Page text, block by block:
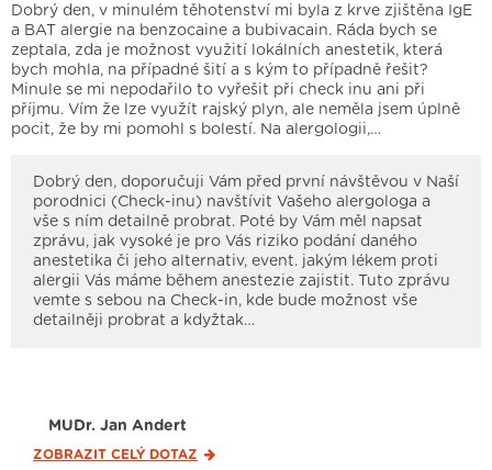
Dobrý den, v minulém těhotenství mi byla z krve zjištěna IgE
a BAT alergie na benzocaine a bubivacain. Ráda bych se
zeptala, zda je možnost využití lokálních anestetik, která
bych mohla, na případné šití a s kým to případně řešit?
Minule se mi nepodařilo to vyřešit při check inu ani při
příjmu. Vím že lze využít rajský plyn, ale neměla jsem úplně
pocit, že by mi pomohl s bolestí. Na alergologii,…
Dobrý den, doporučuji Vám před první návštěvou v Naší
porodnici (Check-inu) navštívit Vašeho alergologa a
vše s ním detailně probrat. Poté by Vám měl napsat
zprávu, jak vysoké je pro Vás riziko podání daného
anestetika či jeho alternativ, event. jakým lékem proti
alergii Vás máme během anestezie zajistit. Tuto zprávu
vemte s sebou na Check-in, kde bude možnost vše
detailněji probrat a kdyžtak…
MUDr. Jan Andert
ZOBRAZIT CELÝ DOTAZ